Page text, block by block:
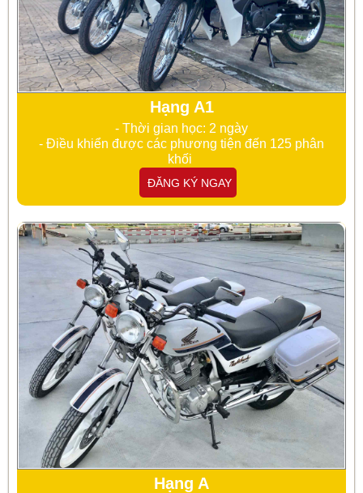
Hạng A1
- Thời gian học: 2 ngày
- Điều khiển được các phương tiện đến 125 phân
khối
ĐĂNG KÝ NGAY
Hạng A